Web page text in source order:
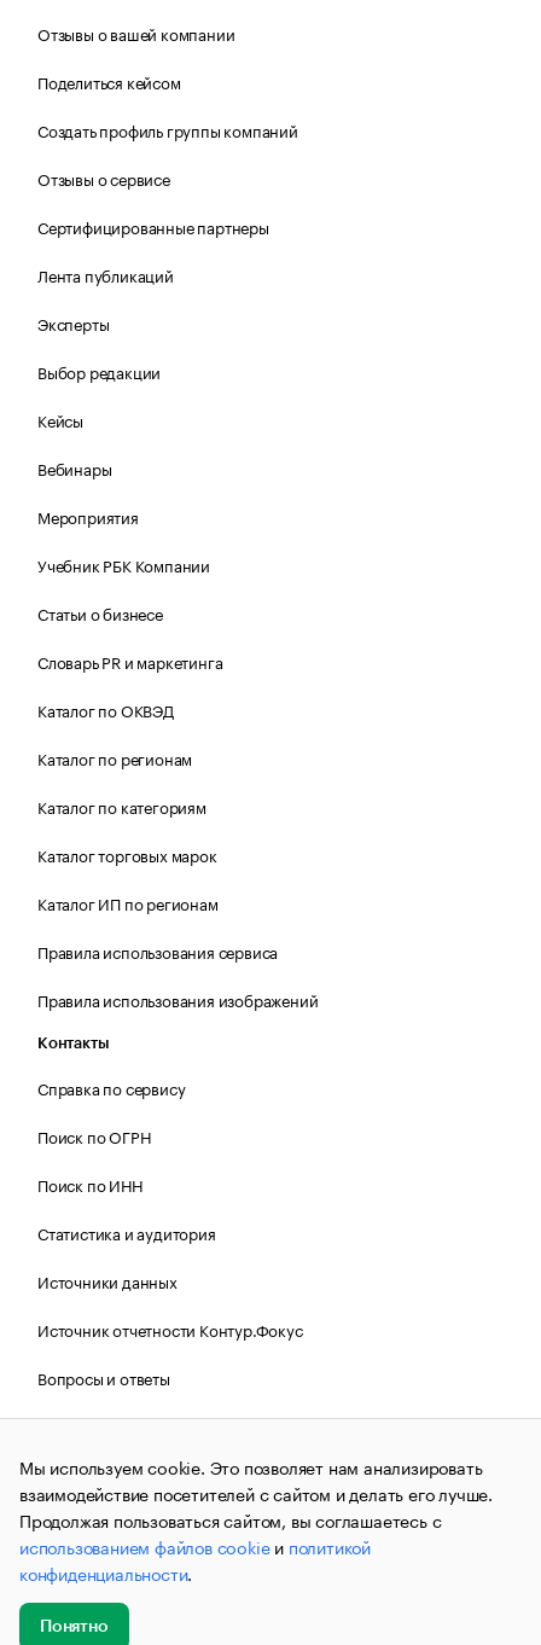
Отзывы о вашей компании
Поделиться кейсом
Создать профиль группы компаний
Отзывы о сервисе
Сертифицированные партнеры
Лента публикаций
Эксперты
Выбор редакции
Кейсы
Вебинары
Мероприятия
Учебник РБК Компании
Статьи о бизнесе
Словарь PR и маркетинга
Каталог по ОКВЭД
Каталог по регионам
Каталог по категориям
Каталог торговых марок
Каталог ИП по регионам
Правила использования сервиса
Правила использования изображений
Контакты
Справка по сервису
Поиск по ОГРН
Поиск по ИНН
Статистика и аудитория
Источники данных
Источник отчетности Контур.Фокус
Вопросы и ответы
Политика Cookies РБК
Контактная информация
Редакция
Рассылка РБК Новости
Информация об ограничениях
Мы используем cookie. Это позволяет нам анализировать
взаимодействие посетителей с сайтом и делать его лучше.
Продолжая пользоваться сайтом, вы соглашаетесь с
использованием файлов cookieи политикой
конфиденциальности.
Понятно